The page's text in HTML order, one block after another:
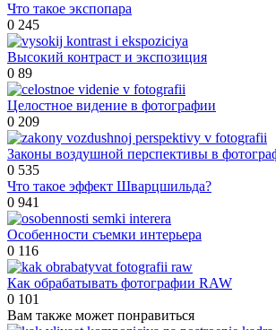
Что такое экспопара
0 245
Высокий контраст и экспозиция
0 89
Целостное видение в фотографии
0 209
Законы воздушной перспективы в
0 535
Что такое эффект Шварцшильда?
0 941
Особенности съемки интерьера
0 116
Как обрабатывать фотографии RAW
0 101
Вам также может понравиться